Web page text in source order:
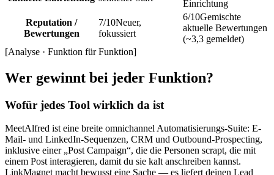
Einrichtung
Reputation /
Bewertungen
7/10Neuer,
fokussiert
6/10Gemischte
aktuelle Bewertungen
(~3,3 gemeldet)
[Analyse · Funktion für Funktion]
Wer gewinnt bei jeder Funktion?
Wofür jedes Tool wirklich da ist
MeetAlfred ist eine breite omnichannel Automatisierungs-Suite: E-
Mail- und LinkedIn-Sequenzen, CRM und Outbound-Prospecting,
inklusive einer „Post Campaign“, die die Personen scrapt, die mit
einem Post interagieren, damit du sie kalt anschreiben kannst.
LinkMagnet macht bewusst eine Sache — es liefert deinen Lead